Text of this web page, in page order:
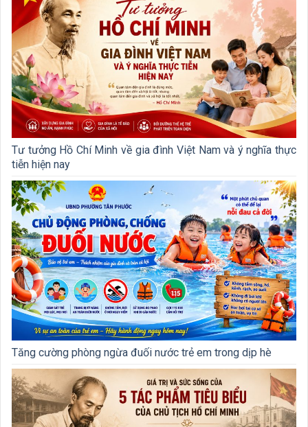
Tư tưởng Hồ Chí Minh về gia đình Việt Nam và ý nghĩa thực
tiễn hiện nay
Tăng cường phòng ngừa đuối nước trẻ em trong dịp hè